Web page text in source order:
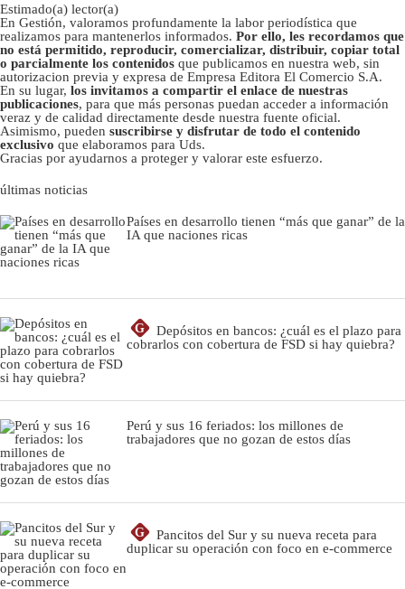
Estimado(a) lector(a)
En Gestión, valoramos profundamente la labor periodística que
realizamos para mantenerlos informados. Por ello, les recordamos que
no está permitido, reproducir, comercializar, distribuir, copiar total
o parcialmente los contenidos que publicamos en nuestra web, sin
autorizacion previa y expresa de Empresa Editora El Comercio S.A.
En su lugar, los invitamos a compartir el enlace de nuestras
publicaciones, para que más personas puedan acceder a información
veraz y de calidad directamente desde nuestra fuente oficial.
Asimismo, pueden suscribirse y disfrutar de todo el contenido
exclusivo que elaboramos para Uds.
Gracias por ayudarnos a proteger y valorar este esfuerzo.
últimas noticias
Países en desarrollo tienen “más que ganar” de la
IA que naciones ricas
G
Depósitos en bancos: ¿cuál es el plazo para
cobrarlos con cobertura de FSD si hay quiebra?
Perú y sus 16 feriados: los millones de
trabajadores que no gozan de estos días
G
Pancitos del Sur y su nueva receta para
duplicar su operación con foco en e-commerce